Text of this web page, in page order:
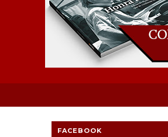
FACEBOOK